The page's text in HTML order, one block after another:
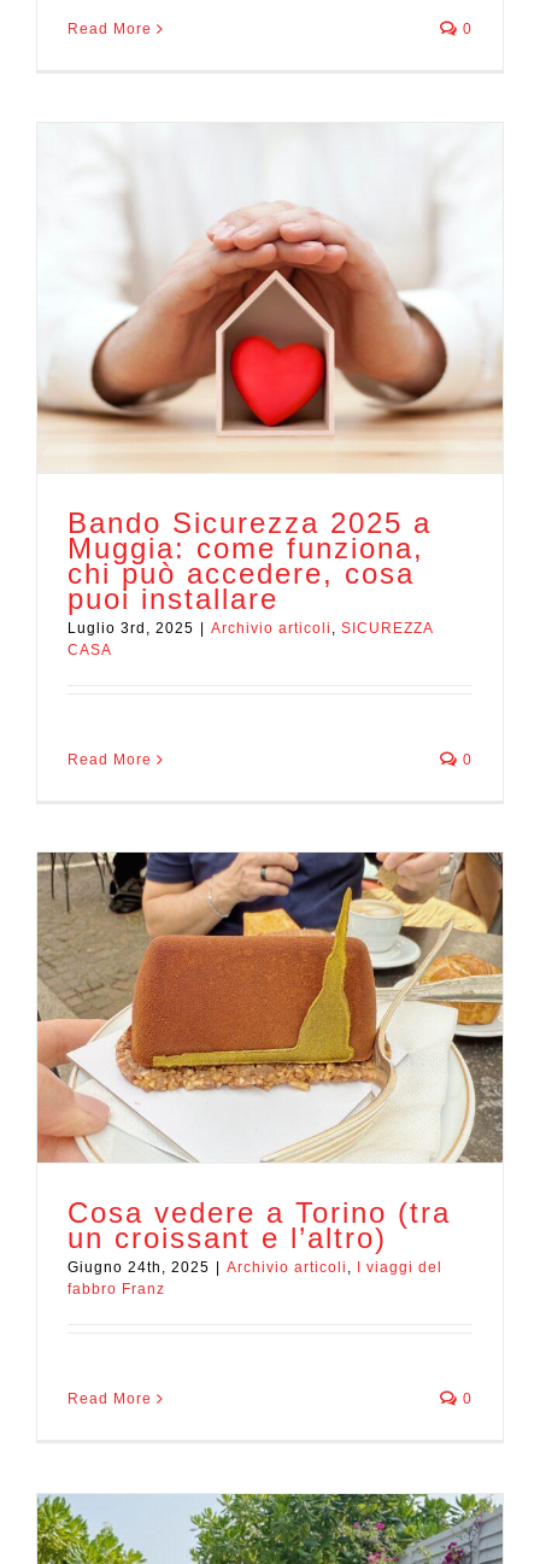
Read More 0
Bando Sicurezza 2025 a
Muggia: come funziona,
chi può accedere, cosa
puoi installare
Luglio 3rd, 2025 | Archivio articoli
SICUREZZA
CASA
Read More 0
Cosa vedere a Torino (tra
un croissant e l’altro)
Giugno 24th, 2025 Archivio articoli ,
I viaggi del
fabbro Franz
Read More 0